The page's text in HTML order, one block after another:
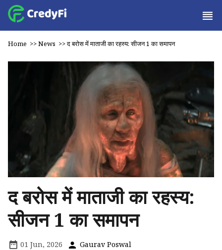
Home >>News >>द बरोस में माताजी का रहस्य: सीजन 1 का समापन
द बरोस में माताजी का रहस्य:
सीजन 1 का समापन
01 Jun, 2026 Gaurav Poswal